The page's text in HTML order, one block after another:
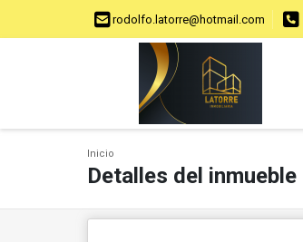
rodolfo.latorre@hotmail.com
Inicio
Detalles del inmueble